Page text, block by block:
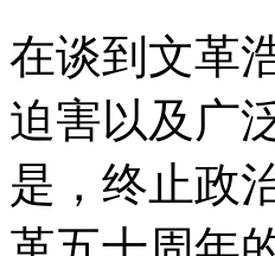
在谈到文革
迫害以及广
是，终止政